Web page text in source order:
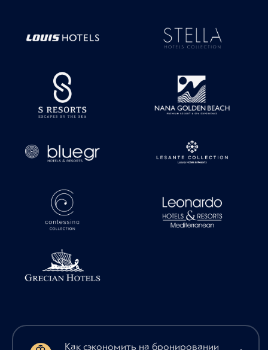
Как сэкономить на бронировании